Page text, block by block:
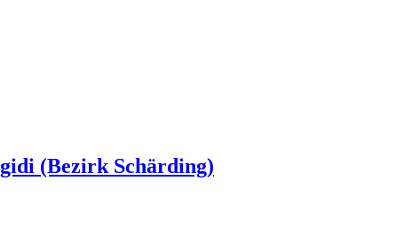
(Bezirk Schärding)